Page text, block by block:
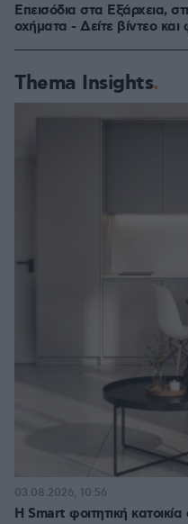
Επεισόδια στα Εξάρχεια,
οχήματα - Δείτε βίντεο
Thema Insights
Η Smart φοιτητική
03.08.2026, 10:56